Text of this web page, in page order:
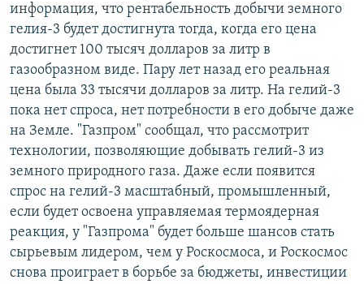
информация, что рентабельность добычи земного
гелия-3 будет достигнута тогда, когда его цена
достигнет 100 тысяч долларов за литр в
газообразном виде. Пару лет назад его реальная
цена была 33 тысячи долларов за литр. На гелий-3
пока нет спроса, нет потребности в его добыче даже
на Земле. "Газпром" сообщал, что рассмотрит
технологии, позволяющие добывать гелий-3 из
земного природного газа. Даже если появится
спрос на гелий-3 масштабный, промышленный,
если будет освоена управляемая термоядерная
реакция, у "Газпрома" будет больше шансов стать
сырьевым лидером, чем у Роскосмоса, и Роскосмос
снова проиграет в борьбе за бюджеты, инвестиции